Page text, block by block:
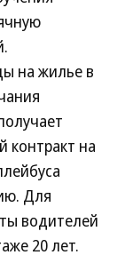
на жилье в
контракт на
Для
водителей
20 лет.